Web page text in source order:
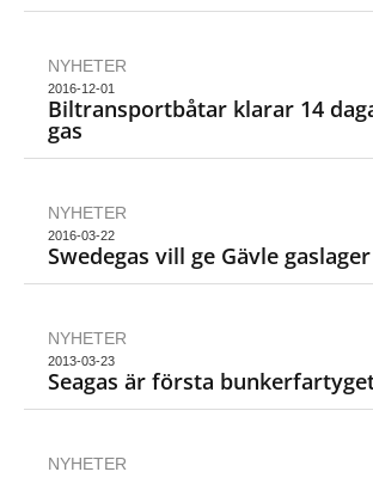
NYHETER
2016-12-01
Biltransportbåtar klarar 14
gas
NYHETER
2016-03-22
Swedegas vill ge Gävle
NYHETER
2013-03-23
Seagas är första
NYHETER